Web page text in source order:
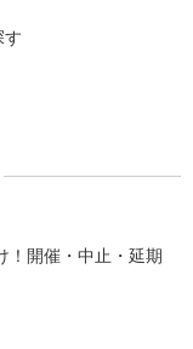
す
！開催・中止・延期